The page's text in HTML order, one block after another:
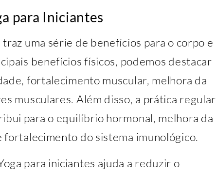
para Iniciantes
uma série de benefícios para o corpo e
benefícios físicos, podemos destacar
fortalecimento muscular, melhora da
musculares. Além disso, a prática regular
para o equilíbrio hormonal, melhora da
fortalecimento do sistema imunológico.
para iniciantes ajuda a reduzir o